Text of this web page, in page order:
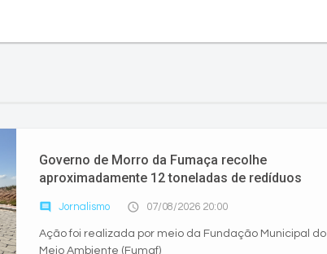
Governo de Morro da Fumaça recolhe
aproximadamente 12 toneladas de redíduos
comment Jornalismo access_time 07/08/2026 20:00
Ação foi realizada por meio da Fundação Municipal do
Meio Ambiente (Fumaf)